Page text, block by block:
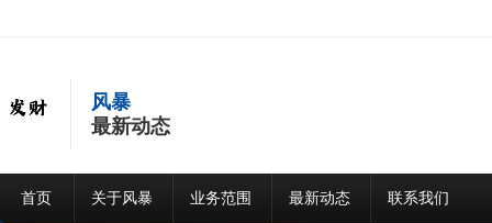
风暴
最新动态
首页 关于风暴 业务范围 最新动态 联系我们